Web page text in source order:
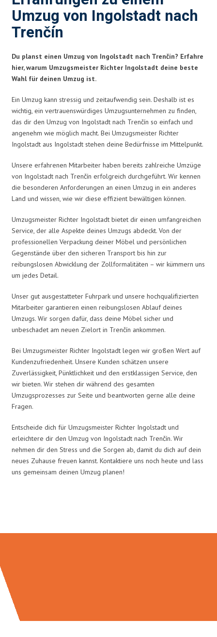
Umzug von Ingolstadt nach
Trenčín
Du planst einen Umzug von Ingolstadt nach Trenčín? Erfahre
hier, warum Umzugsmeister Richter Ingolstadt deine beste
Wahl für deinen Umzug ist.
Ein Umzug kann stressig und zeitaufwendig sein. Deshalb ist es
wichtig, ein vertrauenswürdiges Umzugsunternehmen zu finden,
das dir den Umzug von Ingolstadt nach Trenčín so einfach und
angenehm wie möglich macht. Bei Umzugsmeister Richter
Ingolstadt aus Ingolstadt stehen deine Bedürfnisse im Mittelpunkt.
Unsere erfahrenen Mitarbeiter haben bereits zahlreiche Umzüge
von Ingolstadt nach Trenčín erfolgreich durchgeführt. Wir kennen
die besonderen Anforderungen an einen Umzug in ein anderes
Land und wissen, wie wir diese effizient bewältigen können.
Umzugsmeister Richter Ingolstadt bietet dir einen umfangreichen
Service, der alle Aspekte deines Umzugs abdeckt. Von der
professionellen Verpackung deiner Möbel und persönlichen
Gegenstände über den sicheren Transport bis hin zur
reibungslosen Abwicklung der Zollformalitäten – wir kümmern uns
um jedes Detail.
Unser gut ausgestatteter Fuhrpark und unsere hochqualifizierten
Mitarbeiter garantieren einen reibungslosen Ablauf deines
Umzugs. Wir sorgen dafür, dass deine Möbel sicher und
unbeschadet am neuen Zielort in Trenčín ankommen.
Bei Umzugsmeister Richter Ingolstadt legen wir großen Wert auf
Kundenzufriedenheit. Unsere Kunden schätzen unsere
Zuverlässigkeit, Pünktlichkeit und den erstklassigen Service, den
wir bieten. Wir stehen dir während des gesamten
Umzugsprozesses zur Seite und beantworten gerne alle deine
Fragen.
Entscheide dich für Umzugsmeister Richter Ingolstadt und
erleichtere dir den Umzug von Ingolstadt nach Trenčín. Wir
nehmen dir den Stress und die Sorgen ab, damit du dich auf dein
neues Zuhause freuen kannst. Kontaktiere uns noch heute und lass
uns gemeinsam deinen Umzug planen!